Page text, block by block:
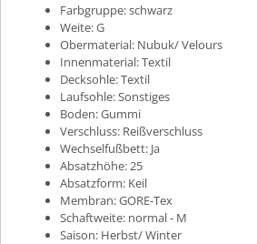
Farbgruppe:schwarz
Weite:G
Obermaterial: Nubuk/ Velours
Innenmaterial:Textil
Decksohle:Textil
Laufsohle:Sonstiges
Boden:Gummi
Verschluss: Reißverschluss
Wechselfußbett: Ja
Absatzhöhe: 25
Absatzform: Keil
Membran:GORE-Tex
Schaftweite: normal - M
Saison: Herbst/ Winter